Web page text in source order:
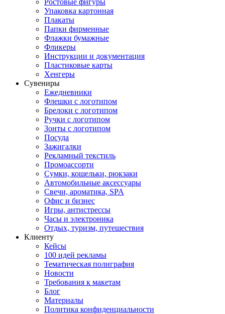
Ростовые фигуры
Упаковка картонная
Плакаты
Папки фирменные
Флажки бумажные
Фликеры
Инструкции и документация
Пластиковые карты
Хенгеры
Сувениры
Ежедневники
Флешки с логотипом
Брелоки с логотипом
Ручки с логотипом
Зонты с логотипом
Посуда
Зажигалки
Рекламный текстиль
Промоассорти
Сумки, кошельки, рюкзаки
Автомобильные аксессуары
Свечи, ароматика, SPA
Офис и бизнес
Игры, антистрессы
Часы и электроника
Отдых, туризм, путешествия
Клиенту
Кейсы
100 идей рекламы
Тематическая полиграфия
Новости
Требования к макетам
Блог
Материалы
Политика конфиденциальности